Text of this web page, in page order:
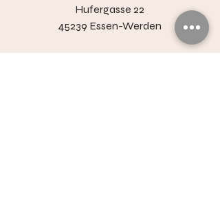
Hufergasse 22
45239 Essen-Werden